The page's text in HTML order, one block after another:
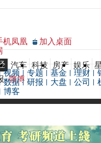
机凤凰
加入桌面
汽车 科技 房产 娱乐
微博
视频 专题 基金 理财
数据 研报 大盘 公司
博客